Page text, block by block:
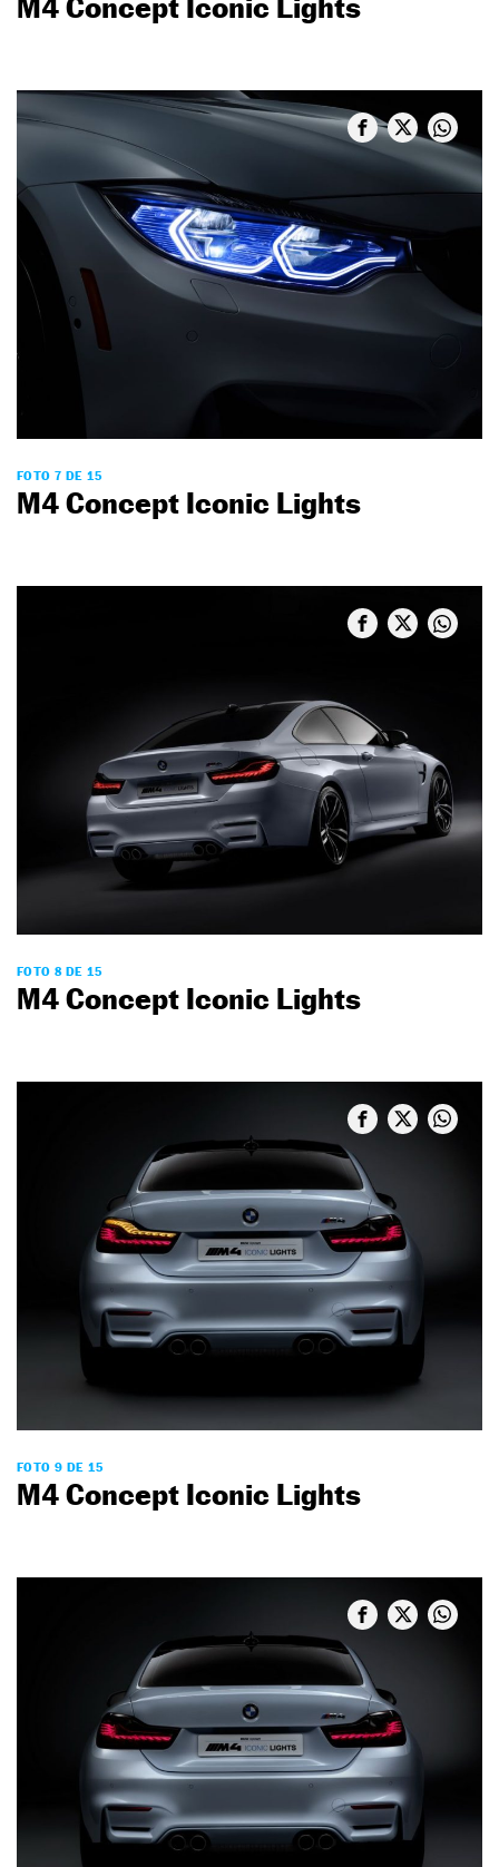
M4 Concept Iconic Lights
FOTO 7 DE 15
M4 Concept Iconic Lights
FOTO 8 DE 15
M4 Concept Iconic Lights
FOTO 9 DE 15
M4 Concept Iconic Lights